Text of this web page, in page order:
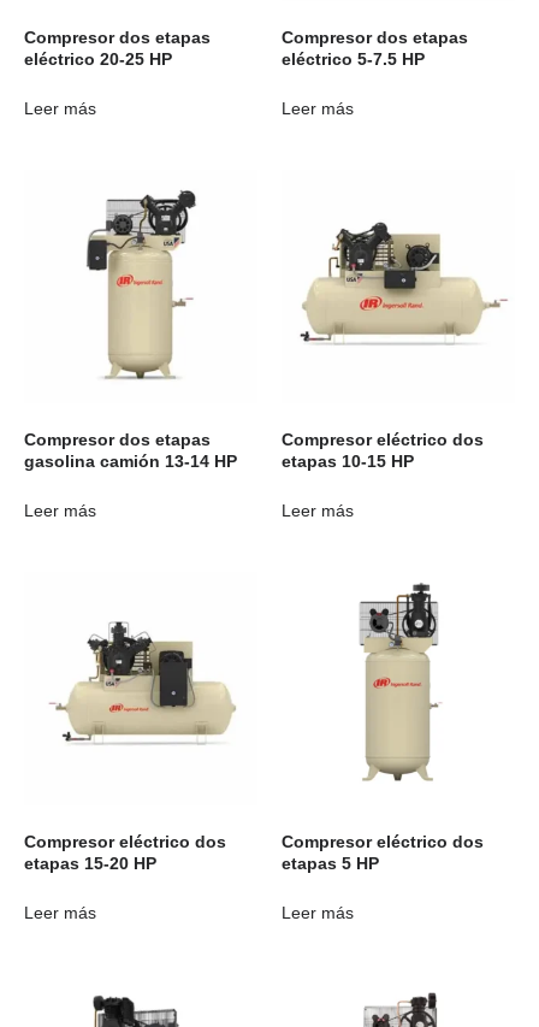
Compresor dos etapas
eléctrico 20-25 HP
Leer más
Compresor dos etapas
eléctrico 5-7.5 HP
Leer más
Compresor dos etapas
gasolina camión 13-14 HP
Leer más
Compresor eléctrico dos
etapas 10-15 HP
Leer más
Compresor eléctrico dos
etapas 15-20 HP
Leer más
Compresor eléctrico dos
etapas 5 HP
Leer más